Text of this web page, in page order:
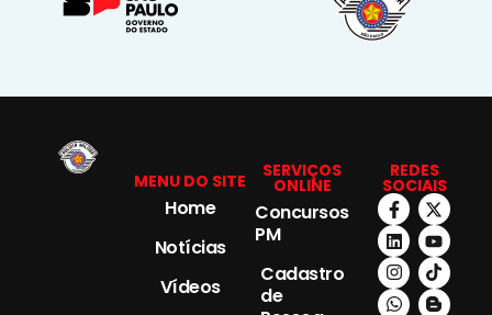
MENU DO SITE
Home
Notícias
Vídeos
SERVIÇOS
ONLINE
Concursos
PM
Cadastro
de
REDES
SOCIAIS